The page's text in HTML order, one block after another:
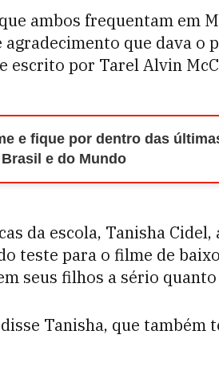
ambos frequentam em
que dava o
escrito por Tarel Alvin
e fique por dentro das
e do Mundo
da escola, Tanisha
teste para o filme de
seus filhos a sério
Tanisha, que também